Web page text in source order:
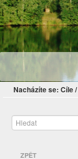
Nacházíte se: Cíle/
ZPĚT